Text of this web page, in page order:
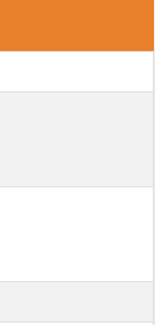
gaming, stream
tải dữ liệu
mà không bị
nối không
bộ không gian